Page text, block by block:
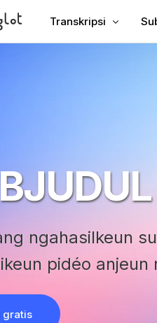
Transkripsi
Audio ka Téks
Voiceover
ngahasilkeun
pidéo anjeun
gratis